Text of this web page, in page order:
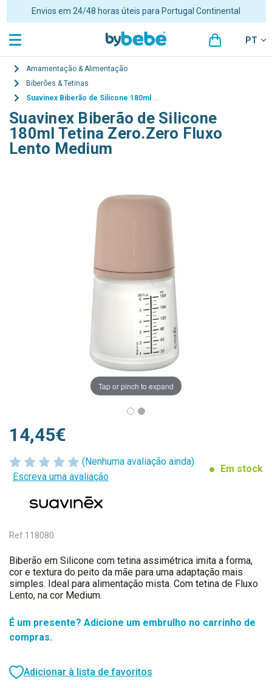
Envios em 24/48 horas úteis para Portugal Continental
PT
Amamentação & Alimentação
Biberões & Tetinas
Suavinex Biberão de Silicone 180ml Tetina Zero.Zero Fluxo Lento Medium
Suavinex Biberão de Silicone
180ml Tetina Zero.Zero Fluxo
Lento Medium
Tap or pinch to expand
(Nenhuma avaliação ainda)
Escreva uma avaliação
Em stock
14,45€
Ref.118080
Biberão em Silicone com tetina assimétrica imita a forma,
cor e textura do peito da mãe para uma adaptação mais
simples. Ideal para alimentação mista. Com tetina de Fluxo
Lento, na cor Medium.
É um presente? Adicione um embrulho no carrinho de
compras.
Adicionar à lista de favoritos